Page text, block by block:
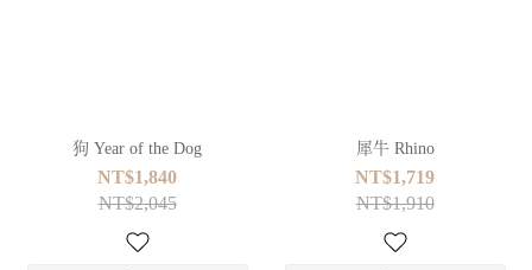
狗 Year of the Dog
NT$1,840
NT$2,045
犀牛 Rhino
NT$1,719
NT$1,910